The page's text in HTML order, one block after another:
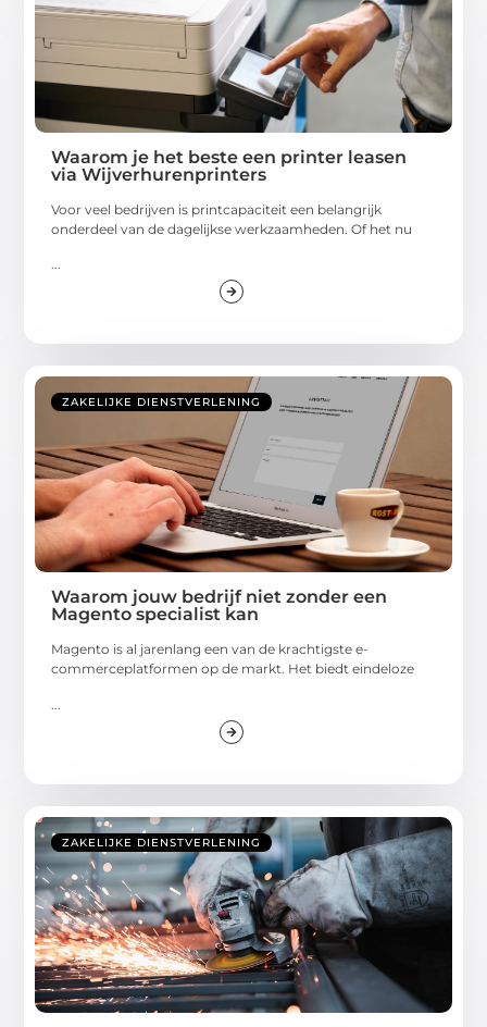
Waarom je het beste een printer leasen
via Wijverhurenprinters
Voor veel bedrijven is printcapaciteit een belangrijk
onderdeel van de dagelijkse werkzaamheden. Of het nu
...
ZAKELIJKE DIENSTVERLENING
Waarom jouw bedrijf niet zonder een
Magento specialist kan
Magento is al jarenlang een van de krachtigste e-
commerceplatformen op de markt. Het biedt eindeloze
ZAKELIJKE DIENSTVERLENING